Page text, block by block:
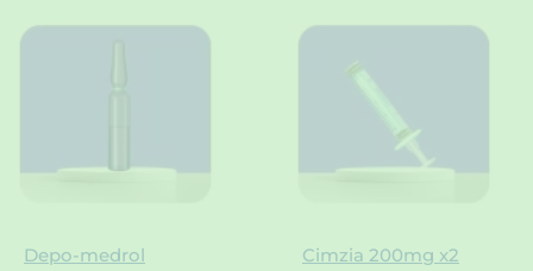
Depo-medrol
Cimzia 200mg x2